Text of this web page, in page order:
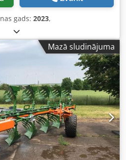
gads: 2023,
Mazā sludinājuma